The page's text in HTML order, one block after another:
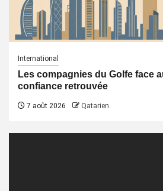
International
Les compagnies du Golfe face
confiance retrouvée
7 août 2026 Qatarien